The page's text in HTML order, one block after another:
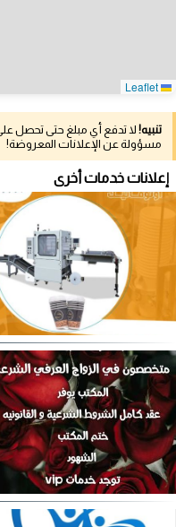
تنبيه! لا تدفع أي مبلغ حتى تحصل
مسؤولة عن الإعلانات المعروضة!
إعلانات خدمات أخرى